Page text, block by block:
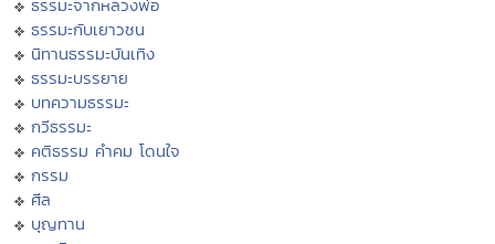
ธรรมะจากหลวงพ่อ
ธรรมะกับเยาวชน
นิทานธรรมะบันเทิง
ธรรมะบรรยาย
บทความธรรมะ
กวีธรรมะ
คติธรรม คำคม โดนใจ
กรรม
ศีล
บุญทาน